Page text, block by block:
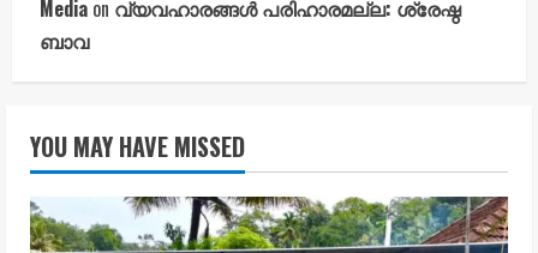
Media on വ്യവഹാരങ്ങൾ പരിഹാരമല്ല: ശ്രേഷ്ഠ
ബാവ
YOU MAY HAVE MISSED